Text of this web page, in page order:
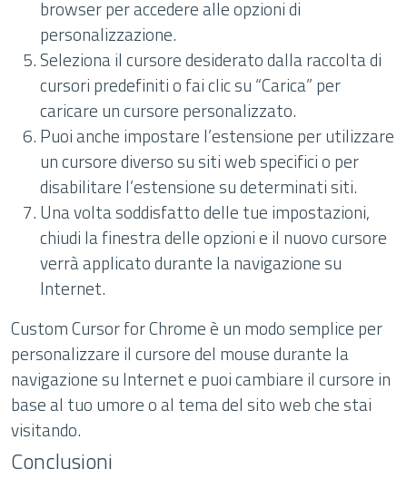
browser per accedere alle opzioni di
personalizzazione.
Seleziona il cursore desiderato dalla raccolta di
cursori predefiniti o fai clic su “Carica” per
caricare un cursore personalizzato.
Puoi anche impostare l’estensione per utilizzare
un cursore diverso su siti web specifici o per
disabilitare l’estensione su determinati siti.
Una volta soddisfatto delle tue impostazioni,
chiudi la finestra delle opzioni e il nuovo cursore
verrà applicato durante la navigazione su
Internet.
Custom Cursor for Chrome è un modo semplice per
personalizzare il cursore del mouse durante la
navigazione su Internet e puoi cambiare il cursore in
base al tuo umore o al tema del sito web che stai
visitando.
Conclusioni